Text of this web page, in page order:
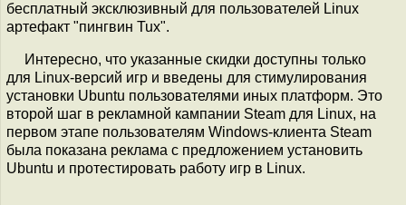
бесплатный эксклюзивный для пользователей Linux
артефакт "пингвин Tux".
Интересно, что указанные скидки доступны только
для Linux-версий игр и введены для стимулирования
установки Ubuntu пользователями иных платформ. Это
второй шаг в рекламной кампании Steam для Linux, на
первом этапе пользователям Windows-клиента Steam
была показана реклама с предложением установить
Ubuntu и протестировать работу игр в Linux.